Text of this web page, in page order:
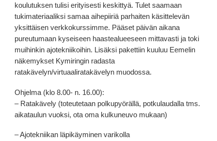
koulutuksen tulisi erityisesti keskittyä. Tulet saamaan
tukimateriaaliksi samaa aihepiiriä parhaiten käsittelevän
yksittäisen verkkokurssimme. Pääset päivän aikana
pureutumaan kyseiseen haastealueeseen mittavasti ja toki
muihinkin ajotekniikoihin. Lisäksi pakettiin kuuluu Eemelin
näkemykset Kymiringin radasta
ratakävelyn/virtuaaliratakävelyn muodossa.
Ohjelma (klo 8.00- n. 16.00):
– Ratakävely (toteutetaan polkupyörällä, potkulaudalla tms.
aikataulun vuoksi, ota oma kulkuneuvo mukaan)
– Ajotekniikan läpikäyminen varikolla